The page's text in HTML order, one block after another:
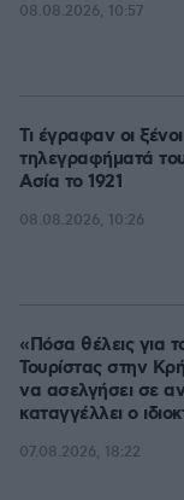
08.08.2026, 10:57
Τι έγραφαν οι
τηλεγραφήματά
Ασία το 1921
08.08.2026, 10:26
«Πόσα θέλεις για
Τουρίστας στην
να ασελγήσει σε
καταγγέλλει ο
07.08.2026, 18:22